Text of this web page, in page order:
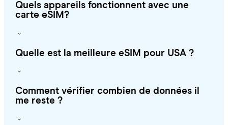
Quels appareils fonctionnent avec une
carte eSIM?
Quelle est la meilleure eSIM pour USA ?
Comment vérifier combien de données il
me reste ?